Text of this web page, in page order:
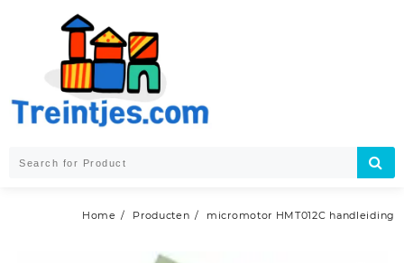
Home Producten micromotor HMT012C handleiding